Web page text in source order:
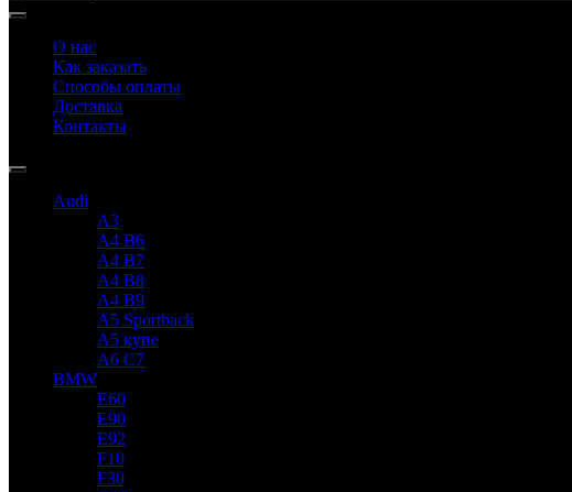
О нас
Как заказать
Способы оплаты
Доставка
Контакты
Audi
A3
A4 B6
A4 B7
A4 B8
A4 B9
A5 Sportback
A5 купе
A6 C7
BMW
E60
E90
E92
F10
F30